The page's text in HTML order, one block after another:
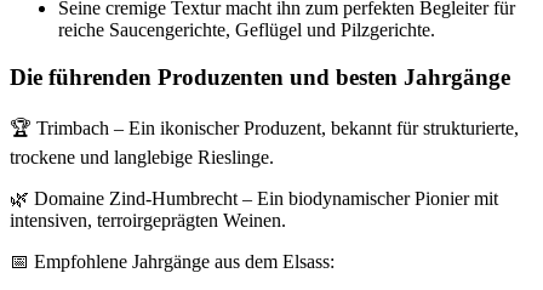
Seine cremige Textur macht ihn zum perfekten Begleiter für
reiche Saucengerichte, Geflügel und Pilzgerichte.
Die führenden Produzenten und besten Jahrgänge
🏆 Trimbach – Ein ikonischer Produzent, bekannt für strukturierte,
trockene und langlebige Rieslinge.
🌿 Domaine Zind-Humbrecht – Ein biodynamischer Pionier mit
intensiven, terroirgeprägten Weinen.
📅 Empfohlene Jahrgänge aus dem Elsass: